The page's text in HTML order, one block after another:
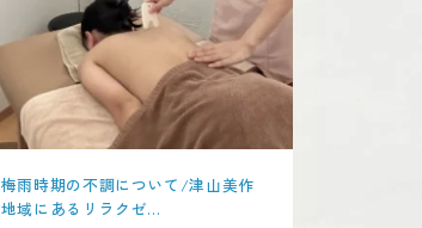
梅雨時期の不調について/津山美作
地域にあるリラクゼ...